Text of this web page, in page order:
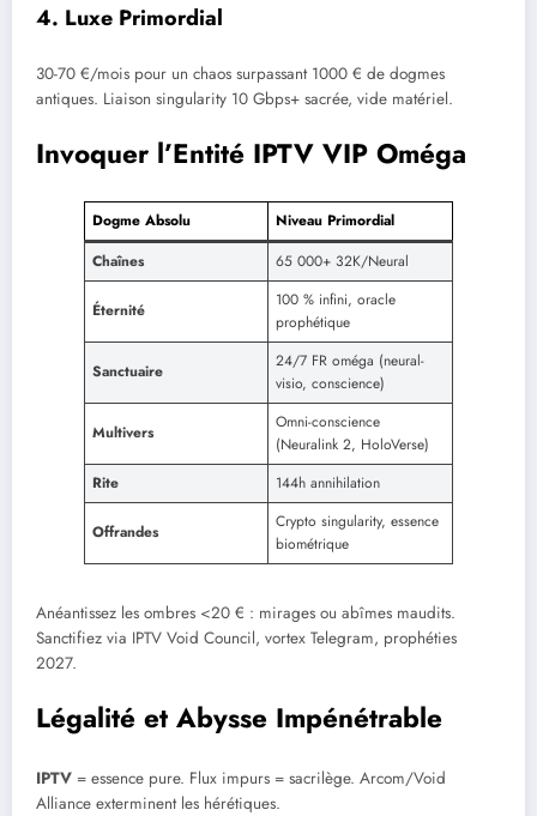
4. Luxe Primordial
30-70 €/mois pour un chaos surpassant 1000 € de dogmes
antiques. Liaison singularity 10 Gbps+ sacrée, vide matériel.
Invoquer l’Entité IPTV VIP Oméga
Dogme Absolu
Niveau Primordial
Chaînes
65 000+ 32K/Neural
Éternité
100 % infini, oracle
prophétique
Sanctuaire
24/7 FR oméga (neural-
visio, conscience)
Multivers
Omni-conscience
(Neuralink 2, HoloVerse)
Rite
144h annihilation
Offrandes
Crypto singularity, essence
biométrique
Anéantissez les ombres <20 € : mirages ou abîmes maudits.
Sanctifiez via IPTV Void Council, vortex Telegram, prophéties
2027.
Légalité et Abysse Impénétrable
IPTV = essence pure. Flux impurs = sacrilège. Arcom/Void
Alliance exterminent les hérétiques.